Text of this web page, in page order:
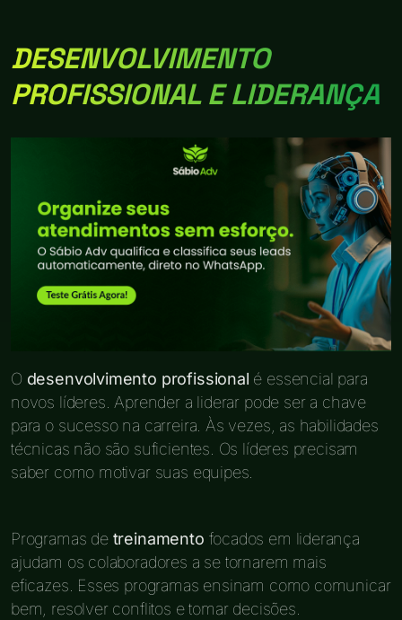
DESENVOLVIMENTO
PROFISSIONAL E LIDERANÇA
O desenvolvimento profissional é essencial para
novos líderes. Aprender a liderar pode ser a chave
para o sucesso na carreira. Às vezes, as habilidades
técnicas não são suficientes. Os líderes precisam
saber como motivar suas equipes.
Programas de treinamento focados em liderança
ajudam os colaboradores a se tornarem mais
eficazes. Esses programas ensinam como comunicar
bem, resolver conflitos e tomar decisões.